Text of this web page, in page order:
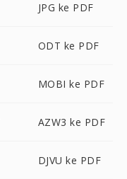
JPG ke PDF
ODT ke PDF
MOBI ke PDF
AZW3 ke PDF
DJVU ke PDF